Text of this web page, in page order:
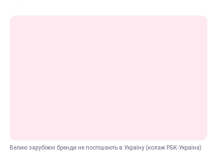
Великі зарубіжні бренди не поспішають в Україну (колаж РБК-Україна)